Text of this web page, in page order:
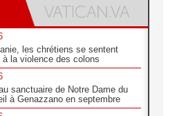
les chrétiens se sentent
la violence des colons
sanctuaire de Notre Dame du
à Genazzano en septembre